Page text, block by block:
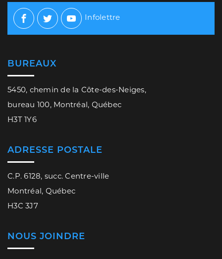
Facebook
TwitterYoutube
Infolettre
BUREAUX
5450, chemin de la Côte-des-Neiges,
bureau 100, Montréal, Québec
H3T 1Y6
ADRESSE POSTALE
C.P. 6128, succ. Centre-ville
Montréal, Québec
H3C 3J7
NOUS JOINDRE